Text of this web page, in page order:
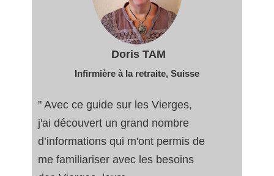
Doris TAM
Infirmière à la retraite, Suisse
" Avec ce guide sur les Vierges,
j'ai découvert un grand nombre
d’informations qui m'ont permis de
me familiariser avec les besoins